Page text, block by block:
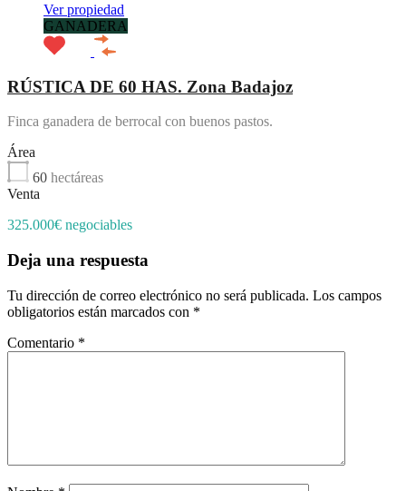
Ver propiedad
GANADERA
RÚSTICA DE 60 HAS. Zona Badajoz
Finca ganadera de berrocal con buenos pastos.
Área
60 hectáreas
Venta
325.000€ negociables
Deja una respuesta
Tu dirección de correo electrónico no será publicada. Los campos
obligatorios están marcados con *
Comentario *